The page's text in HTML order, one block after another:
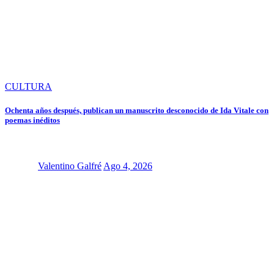
CULTURA
Ochenta años después, publican un manuscrito desconocido de Ida Vitale con
poemas inéditos
Valentino Galfré Ago 4, 2026